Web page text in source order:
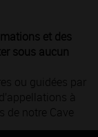
et des
sous aucun
ou guidées par
à
de notre Cave